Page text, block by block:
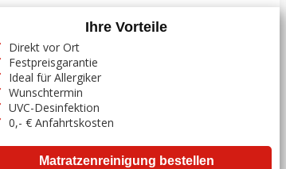
Ihre Vorteile
Direkt vor Ort
Festpreisgarantie
Ideal für Allergiker
Wunschtermin
UVC-Desinfektion
0,- € Anfahrtskosten
Matratzenreinigung bestellen